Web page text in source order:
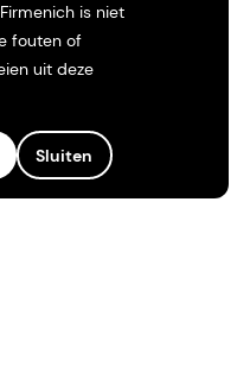
is niet
fouten of
uit deze
Sluiten